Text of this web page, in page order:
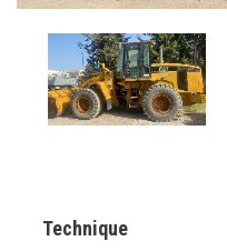
Technique